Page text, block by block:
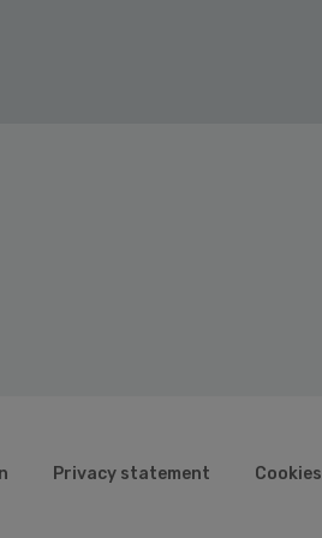
Privacy statement Cookies